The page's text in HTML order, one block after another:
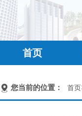
首页
您当前的位置： 首页